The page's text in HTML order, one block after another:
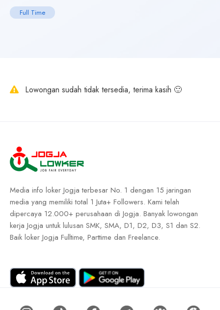
Full Time
Lowongan sudah tidak tersedia, terima kasih 🙂
Media info loker Jogja terbesar No. 1 dengan 15 jaringan
media yang memiliki total 1 Juta+ Followers. Kami telah
dipercaya 12.000+ perusahaan di Jogja. Banyak lowongan
kerja Jogja untuk lulusan SMK, SMA, D1, D2, D3, S1 dan S2.
Baik loker Jogja Fulltime, Parttime dan Freelance.